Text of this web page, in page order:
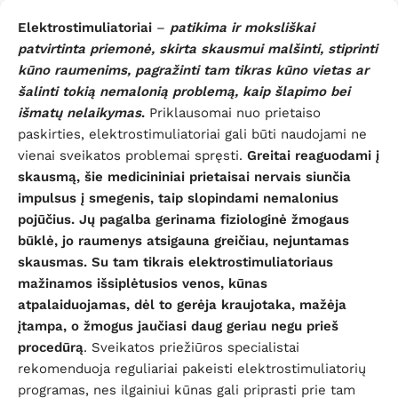
Elektrostimuliatoriai – patikima ir moksliškai
patvirtinta priemonė, skirta skausmui malšinti, stiprinti
kūno raumenims, pagražinti tam tikras kūno vietas ar
šalinti tokią nemalonią problemą, kaip šlapimo bei
išmatų nelaikymas. Priklausomai nuo prietaiso
paskirties, elektrostimuliatoriai gali būti naudojami ne
vienai sveikatos problemai spręsti. Greitai reaguodami į
skausmą, šie medicininiai prietaisai nervais siunčia
impulsus į smegenis, taip slopindami nemalonius
pojūčius. Jų pagalba gerinama fiziologinė žmogaus
būklė, jo raumenys atsigauna greičiau, nejuntamas
skausmas. Su tam tikrais elektrostimuliatoriaus
mažinamos išsiplėtusios venos, kūnas
atpalaiduojamas, dėl to gerėja kraujotaka, mažėja
įtampa, o žmogus jaučiasi daug geriau negu prieš
procedūrą. Sveikatos priežiūros specialistai
rekomenduoja reguliariai pakeisti elektrostimuliatorių
programas, nes ilgainiui kūnas gali priprasti prie tam